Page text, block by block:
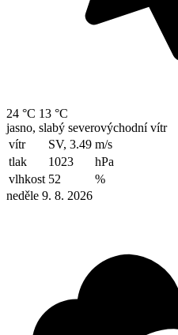
24 °C 13 °C
jasno, slabý severovýchodní vítr
vítr
SV, 3.49 m/s
tlak
1023
hPa
vlhkost 52
%
neděle 9. 8. 2026